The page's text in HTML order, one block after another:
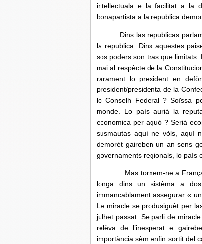
intellectuala e la facilitat a la
bonapartista a la republica
Dins las republicas
la republica. Dins aquestes
sos poders son tras que limitats.
mai al respècte de la
rarament lo president en
president/presidenta de la
lo Conselh Federal ? Soïssa
monde. Lo país auriá la
economica per aquò ? Seriá
susmautas aquí ne vòls, aquí
demorèt gaireben un an sens
governaments regionals, lo país
Mas tornem-ne a França.
longa dins un sistèma a
immancablament assegurar «
Le miracle se produsiguèt per
julhet passat. Se parli de
relèva de l’inesperat e
importància sèm enfin sortit del